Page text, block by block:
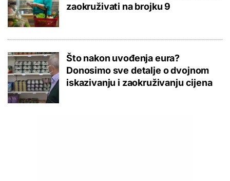
zaokruživati na brojku 9
Što nakon uvođenja eura?
Donosimo sve detalje o dvojnom
iskazivanju i zaokruživanju cijena